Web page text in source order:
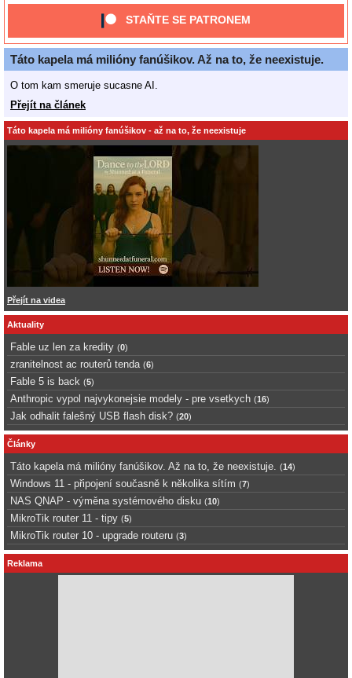
STAŇTE SE PATRONEM
Táto kapela má milióny fanúšikov. Až na to, že neexistuje.
O tom kam smeruje sucasne AI.
Přejít na článek
Táto kapela má milióny fanúšikov - až na to, že neexistuje
Přejít na videa
Aktuality
Fable uz len za kredity (0)
zranitelnost ac routerů tenda (6)
Fable 5 is back (5)
Anthropic vypol najvykonejsie modely - pre vsetkych (16)
Jak odhalit falešný USB flash disk? (20)
Články
Táto kapela má milióny fanúšikov. Až na to, že neexistuje. (14)
Windows 11 - připojení současně k několika sítím (7)
NAS QNAP - výměna systémového disku (10)
MikroTik router 11 - tipy (5)
MikroTik router 10 - upgrade routeru (3)
Reklama